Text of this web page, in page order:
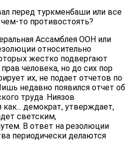
перед туркменбаши или все
то противостоять?
Ассамблея ООН или
относительно
жестко подвергают
человека, но до сих пор
их, не подает отчетов по
недавно появился отчет об
труда .Ниязов
как... демократ, утверждает,
светским,
В ответ на резолюции
периодически делаются